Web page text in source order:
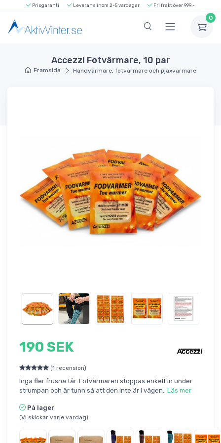
Prisgaranti Leverans inom 2-5 vardagar Fri frakt över 999:-
0
Accezzi Fotvärmare, 10 par
Framsida Handvärmare, fotvärmare och pjäxvärmare
190 SEK
(1 recension)
Inga fler frusna tår. Fotvärmaren stoppas enkelt in under
strumpan och är tunn så att den inte är i vägen.. Läs mer
På lager
(Vi skickar varje vardag)